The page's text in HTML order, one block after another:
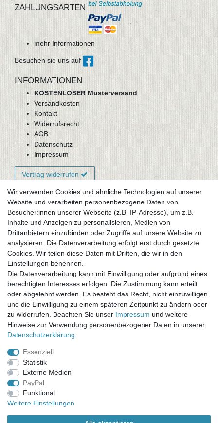
ZAHLUNGSARTEN
mehr Informationen
Besuchen sie uns auf
INFORMATIONEN
KOSTENLOSER Musterversand
Versandkosten
Kontakt
Widerrufsrecht
AGB
Datenschutz
Impressum
Vertrag widerrufen
Newsletter-Anmeldung
FAQ / Fragen
Mein Warenkorb
Mein Merkzettel
Mein Konto
UNSER LADENGESCHÄFT
Gottlieb-Daimler-Str. 10
33334 Gütersloh
ÖFFNUNGSZEITEN
Montag - Dienstag: 8.00 - 18.00 Uhr, Mittwoch Ruhetag,
Donnerstag: 8.00 - 18.00 Uhr, Freitag 8.00 - 14.00 Uhr
KUNDENSERVICE
Telefon: (05241) 403 22 38
E-Mail: info@stoffamstueck.de
Alle Preise inklusive gesetzlicher Mehrwertsteuer und
zuzüglichVersandkosten. * Pflichtfeld
Wir verwenden Cookies und ähnliche Technologien auf unserer
Website und verarbeiten personenbezogene Daten von
Besucher:innen unserer Webseite (z.B. IP-Adresse), um z.B.
Inhalte und Anzeigen zu personalisieren, Medien von
Drittanbietern einzubinden oder Zugriffe auf unsere Website zu
analysieren. Die Datenverarbeitung erfolgt erst durch gesetzte
Cookies. Wir teilen diese Daten mit Dritten, die wir in den
Einstellungen benennen.
Die Datenverarbeitung kann mit Einwilligung oder aufgrund eines
berechtigten Interesses erfolgen. Die Zustimmung kann erteilt
oder abgelehnt werden. Es besteht das Recht, nicht einzuwilligen
und die Einwilligung zu einem späteren Zeitpunkt zu ändern oder
zu widerrufen. Beachten Sie unser Impressum und weitere
Hinweise zur Verwendung personenbezogener Daten in unserer
Daten­schutz­erklärung
Essenziell
Statistik
Externe Medien
PayPal
Funktional
Weitere Einstellungen